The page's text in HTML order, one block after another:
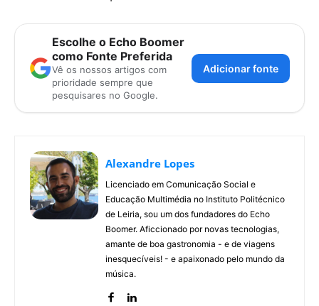
Escolhe o Echo Boomer
como Fonte Preferida
Vê os nossos artigos com
prioridade sempre que
pesquisares no Google.
Adicionar fonte
Alexandre Lopes
Licenciado em Comunicação Social e
Educação Multimédia no Instituto Politécnico
de Leiria, sou um dos fundadores do Echo
Boomer. Aficcionado por novas tecnologias,
amante de boa gastronomia - e de viagens
inesquecíveis! - e apaixonado pelo mundo da
música.